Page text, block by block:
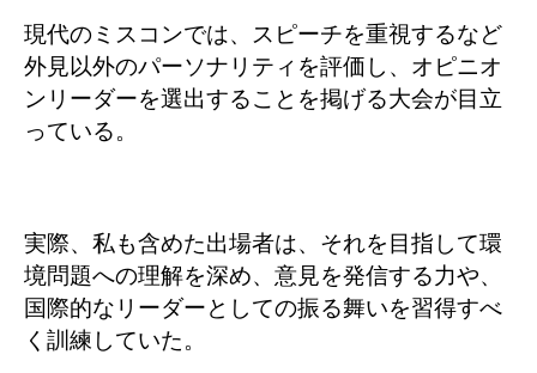
現代のミスコンでは、スピーチを重視するなど
外見以外のパーソナリティを評価し、オピニオ
ンリーダーを選出することを掲げる大会が目立
っている。
実際、私も含めた出場者は、それを目指して環
境問題への理解を深め、意見を発信する力や、
国際的なリーダーとしての振る舞いを習得すべ
く訓練していた。